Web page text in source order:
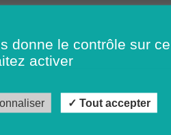
CDI
donne le contrôle sur
activer
Tout accepter